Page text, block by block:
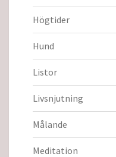
Högtider
Hund
Listor
Livsnjutning
Målande
Meditation